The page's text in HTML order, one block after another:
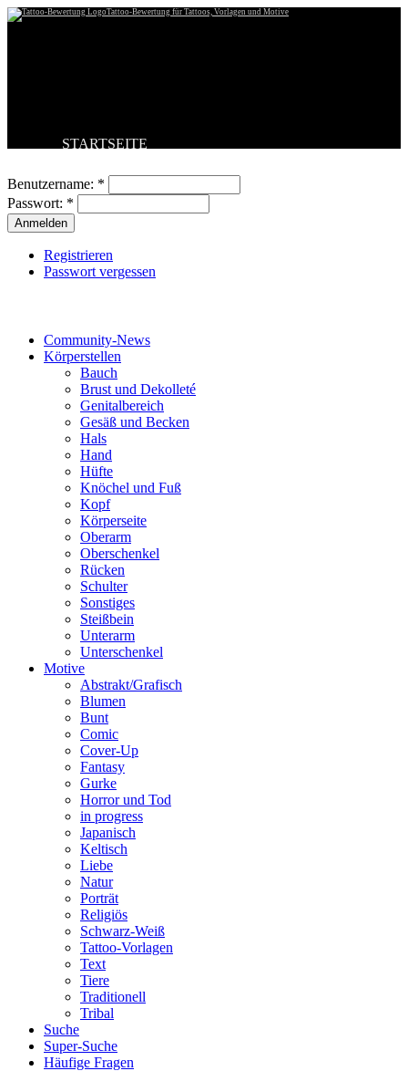
Tattoo-Bewertung für Tattoos, Vorlagen und Motive
STARTSEITE
BESTE TATTOOS
NEUESTE TATTOOS
KOMMENTARE
FORUM
Benutzername: *
Passwort: *
Registrieren
Passwort vergessen
Community-News
Körperstellen
Bauch
Brust und Dekolleté
Genitalbereich
Gesäß und Becken
Hals
Hand
Hüfte
Knöchel und Fuß
Kopf
Körperseite
Oberarm
Oberschenkel
Rücken
Schulter
Sonstiges
Steißbein
Unterarm
Unterschenkel
Motive
Abstrakt/Grafisch
Blumen
Bunt
Comic
Cover-Up
Fantasy
Gurke
Horror und Tod
in progress
Japanisch
Keltisch
Liebe
Natur
Porträt
Religiös
Schwarz-Weiß
Tattoo-Vorlagen
Text
Tiere
Traditionell
Tribal
Suche
Super-Suche
Häufige Fragen